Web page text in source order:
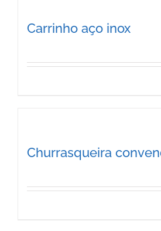
Carrinho aço inox
Churrasqueira